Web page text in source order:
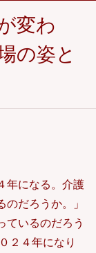
変わ
の姿と
年になる。介護
だろうか。」
ているのだろう
２４年になり